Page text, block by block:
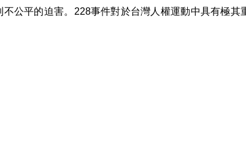
公平的迫害。228事件對於台灣人權運動中具有極其